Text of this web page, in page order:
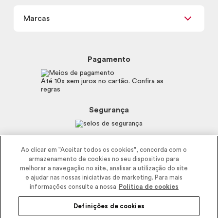
Código de defesa do consumidor
Trabalhe com a gente
Recomendações Covid19
Frete e Entrega
Fale Conosco
E-mail
Marcas
Pagamento
Até 10x sem juros no cartão. Confira as
regras
Segurança
Ao clicar em "Aceitar todos os cookies", concorda com o
armazenamento de cookies no seu dispositivo para
melhorar a navegação no site, analisar a utilização do site
e ajudar nas nossas iniciativas de marketing. Para mais
informações consulte a nossa
Politica de cookies
Definições de cookies